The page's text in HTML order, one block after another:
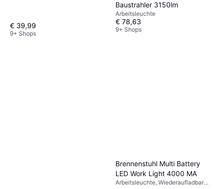
€ 39,99
9+ Shops
Baustrahler 3150lm
Arbeitsleuchte
€ 78,63
9+ Shops
Brennenstuhl Multi Battery
LED Work Light 4000 MA
Arbeitsleuchte, Wiederaufladbare